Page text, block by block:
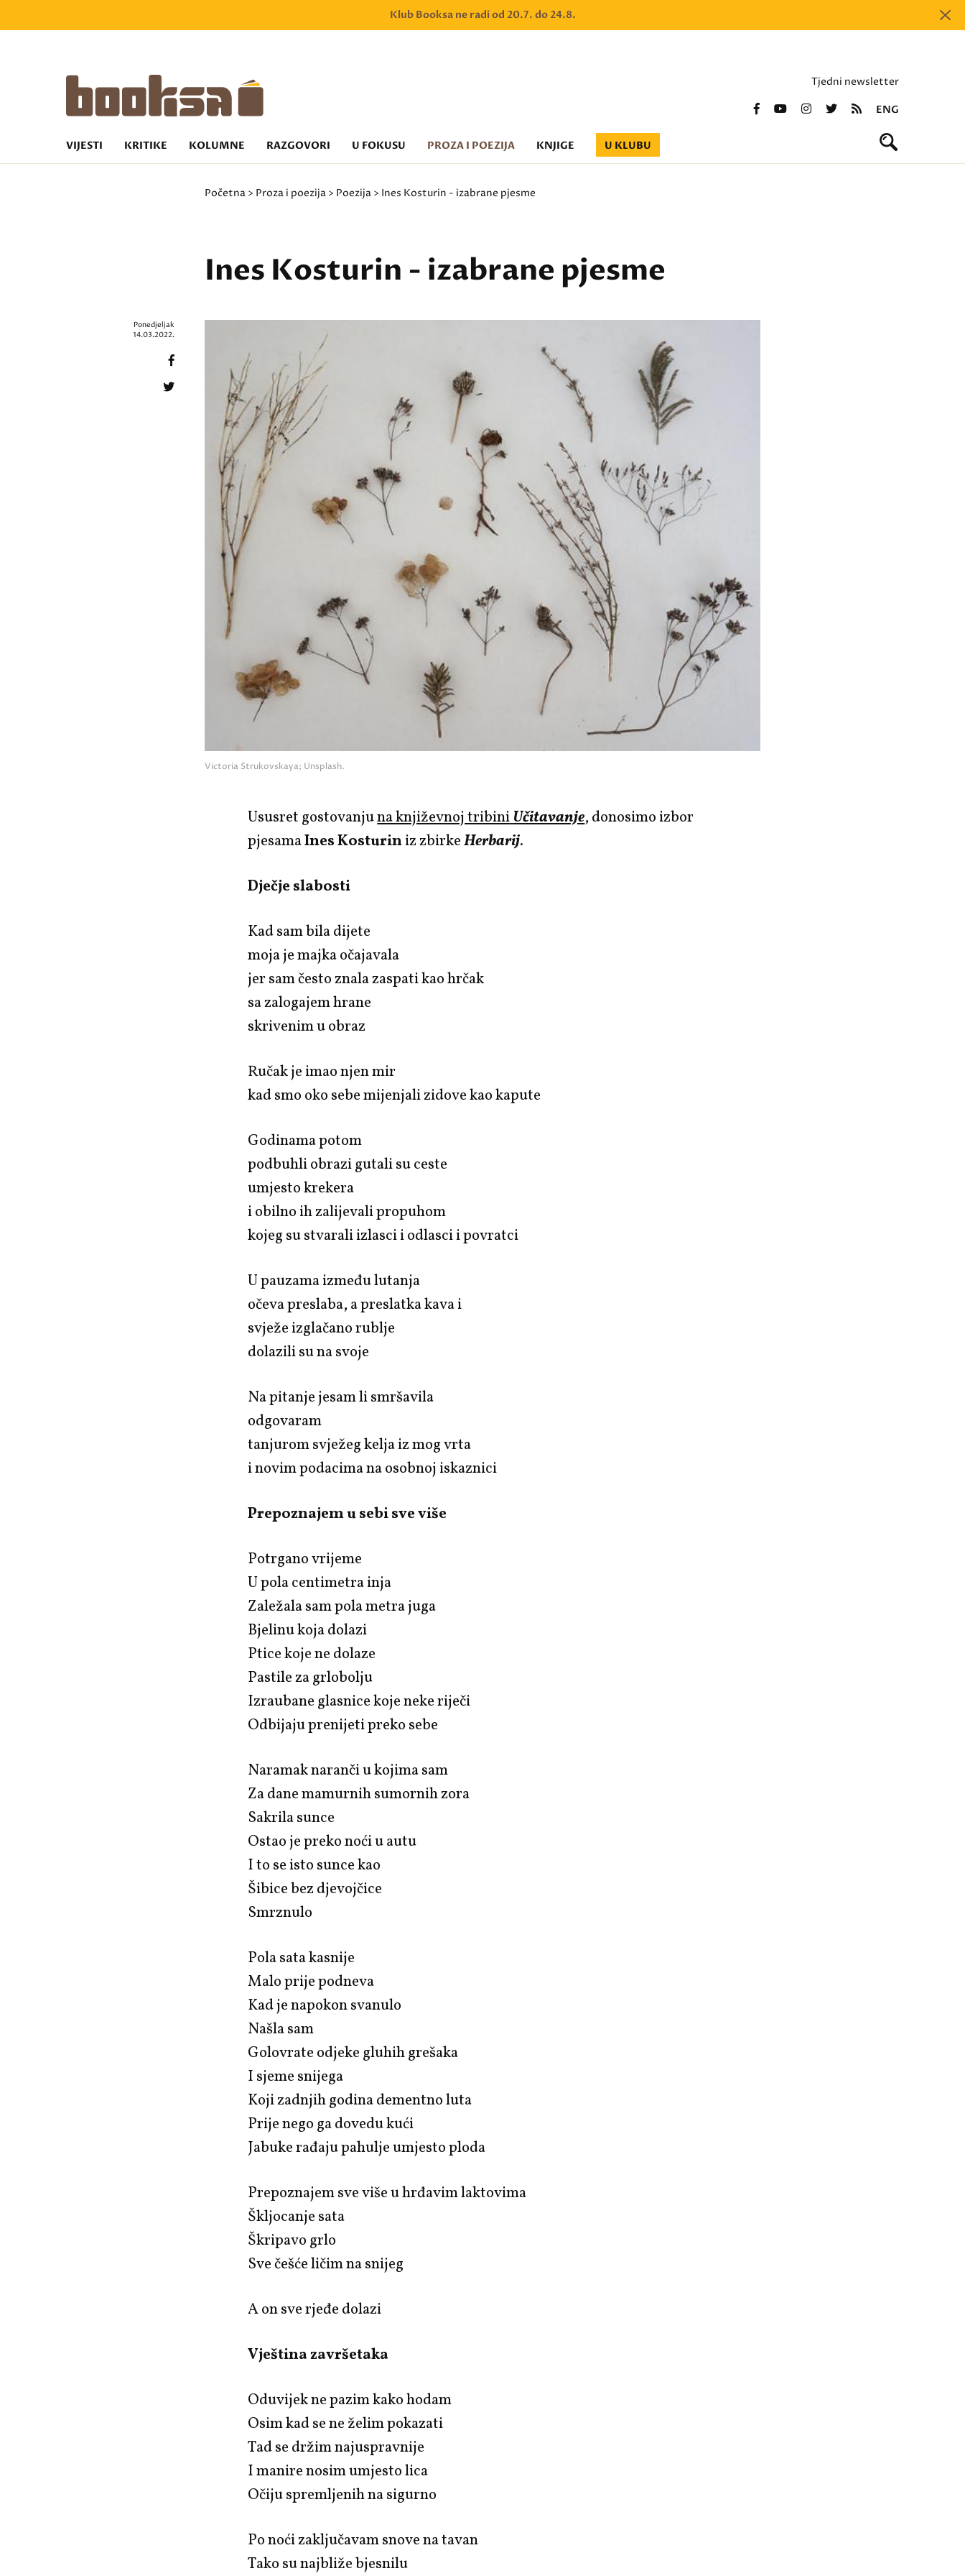
Klub Booksa ne radi od 20.7. do 24.8.
Tjedni newsletter
ENG
VIJESTI KRITIKE KOLUMNE RAZGOVORI U FOKUSU PROZA I POEZIJA KNJIGE U KLUBU
Početna > Proza i poezija > Poezija > Ines Kosturin - izabrane pjesme
Ines Kosturin - izabrane pjesme
Victoria Strukovskaya; Unsplash.
Ponedjeljak
14.03.2022.
Ususret gostovanjuna književnoj tribiniUčitavanje, donosimo izbor
pjesamaInes Kosturiniz zbirkeHerbarij.
Dječje slabosti
Kad sam bila dijete
moja je majka očajavala
jer sam često znala zaspati kao hrčak
sa zalogajem hrane
skrivenim u obraz
Ručak je imao njen mir
kad smo oko sebe mijenjali zidove kao kapute
Godinama potom
podbuhli obrazi gutali su ceste
umjesto krekera
i obilno ih zalijevali propuhom
kojeg su stvarali izlasci i odlasci i povratci
U pauzama između lutanja
očeva preslaba, a preslatka kava i
svježe izglačano rublje
dolazili su na svoje
Na pitanje jesam li smršavila
odgovaram
tanjurom svježeg kelja iz mog vrta
i novim podacima na osobnoj iskaznici
Prepoznajem u sebi sve više
Potrgano vrijeme
U pola centimetra inja
Zaležala sam pola metra juga
Bjelinu koja dolazi
Ptice koje ne dolaze
Pastile za grlobolju
Izraubane glasnice koje neke riječi
Odbijaju prenijeti preko sebe
Naramak naranči u kojima sam
Za dane mamurnih sumornih zora
Sakrila sunce
Ostao je preko noći u autu
I to se isto sunce kao
Šibice bez djevojčice
Smrznulo
Pola sata kasnije
Malo prije podneva
Kad je napokon svanulo
Našla sam
Golovrate odjeke gluhih grešaka
I sjeme snijega
Koji zadnjih godina dementno luta
Prije nego ga dovedu kući
Jabuke rađaju pahulje umjesto ploda
Prepoznajem sve više u hrđavim laktovima
Škljocanje sata
Škripavo grlo
Sve češće ličim na snijeg
A on sve rjeđe dolazi
Vještina završetaka
Oduvijek ne pazim kako hodam
Osim kad se ne želim pokazati
Tad se držim najuspravnije
I manire nosim umjesto lica
Očiju spremljenih na sigurno
Po noći zaključavam snove na tavan
Tako su najbliže bjesnilu